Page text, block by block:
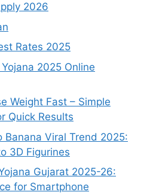
2026
Rates 2025
2025 Online
Weight Fast – Simple
Quick Results
Banana Viral Trend 2025:
3D Figurines
Gujarat 2025-26:
for Smartphone